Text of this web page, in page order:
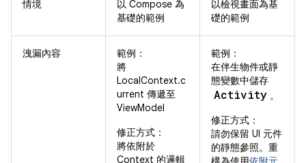
情境
以 Compose 為
基礎的範例
以檢視畫面為基
礎的範例
洩漏內容
範例：
將
LocalContext.c
urrent 傳遞至
ViewModel
修正方式：
將依附於
Context 的邏輯
範例：
在伴生物件或靜
態變數中儲存
Activity 。
修正方式：
請勿保留 UI 元件
的靜態參照。重